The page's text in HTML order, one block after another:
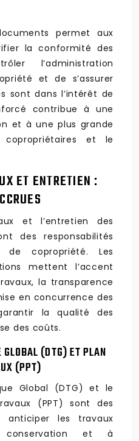
permet aux
la conformité des
l’administration
et de s’assurer
sont dans l’intérêt de
contribue à une
et à une plus grande
et le
ET ENTRETIEN :
et l’entretien des
des responsabilités
de copropriété. Les
mettent l’accent
la transparence
en concurrence des
la qualité des
des coûts.
(DTG) ET PLAN
(PPT)
Global (DTG) et le
(PPT) sont des
anticiper les travaux
et à